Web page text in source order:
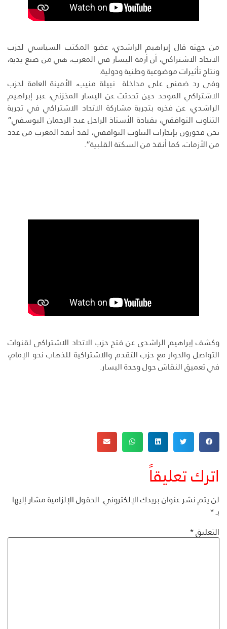
من جهته قال إبراهيم الراشدي، عضو المكتب السياسي لحزب
الاتحاد الاشتراكي، أن أزمة اليسار في المغرب، هي من صنع يديه،
ونتاج تأثيرات موضوعية وطنية ودولية.
وفي رد ضمني على مداخلة نبيلة منيب، الأمينة العامة لحزب
الاشتراكي الموحد حين تحدثت عن اليسار المخزني، عبر إبراهيم
الراشدي، عن فخره بتجربة مشاركة الاتحاد الاشتراكي في تجربة
التناوب التوافقي، بقيادة الأستاذ الراحل عبد الرحمان اليوسفي”
نحن فخورون بإنجازات التناوب التوافقي، لقد أنقذ المغرب من عدد
من الأزمات، كما أنقذ من السكتة القلبية”.
وكشف إبراهيم الراشدي عن فتح حزب الاتحاد الاشتراكي لقنوات
التواصل والحوار مع حزب التقدم والاشتراكية للذهاب نحو الإمام،
في تعميق النقاش حول وحدة اليسار.
اترك تعليقاً
لن يتم نشر عنوان بريدك الإلكتروني.الحقول الإلزامية مشار إليها
بـ*
التعليق*